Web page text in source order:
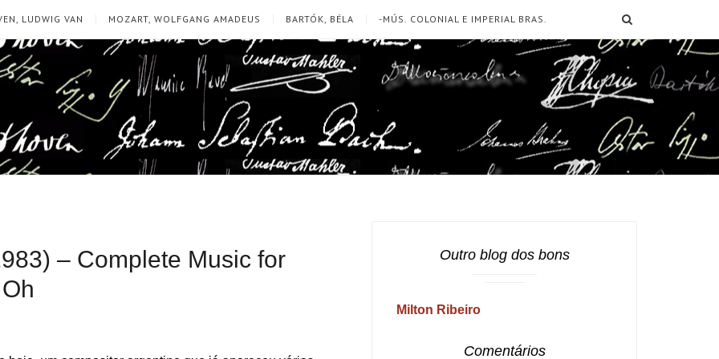
LUDWIG VAN MOZART, WOLFGANG AMADEUS BARTÓK, BÉLA -MÚS. COLONIAL E IMPERIAL BRAS.
– Complete Music for
Outro blog dos bons
Milton Ribeiro
Comentários